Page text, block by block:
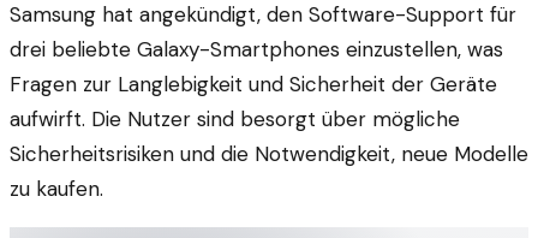
Samsung hat angekündigt, den Software-Support für
drei beliebte Galaxy-Smartphones einzustellen, was
Fragen zur Langlebigkeit und Sicherheit der Geräte
aufwirft. Die Nutzer sind besorgt über mögliche
Sicherheitsrisiken und die Notwendigkeit, neue Modelle
zu kaufen.